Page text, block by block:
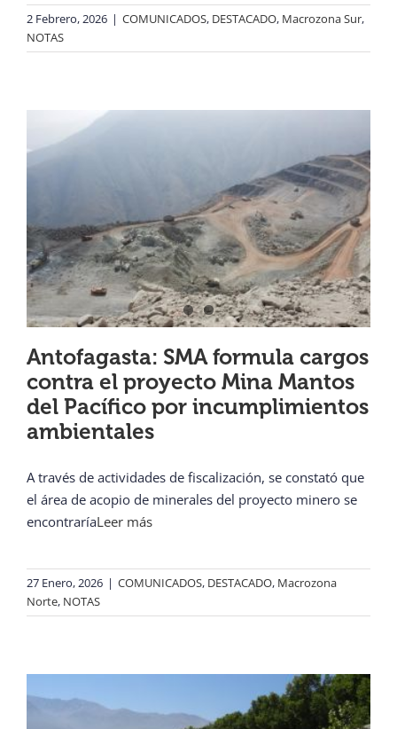
2 Febrero, 2026 | COMUNICADOS, DESTACADO, Macrozona Sur,
NOTAS
Antofagasta: SMA formula cargos
contra el proyecto Mina Mantos
del Pacífico por incumplimientos
ambientales
A través de actividades de fiscalización, se constató que
el área de acopio de minerales del proyecto minero se
encontraríaLeer más
27 Enero, 2026 | COMUNICADOS, DESTACADO, Macrozona
Norte, NOTAS